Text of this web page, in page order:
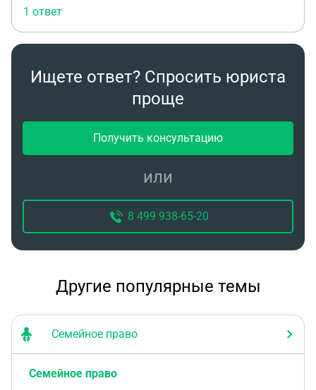
какими статьями?
1 ответ
Ищете ответ? Спросить юриста
проще
Получить консультацию
или
8 499 938-65-20
Другие популярные темы
Семейное право
Семейное право